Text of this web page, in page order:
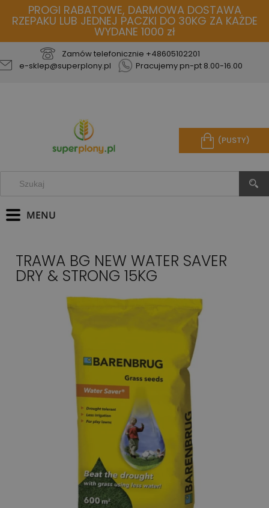
PROGI RABATOWE, DARMOWA DOSTAWA
RZEPAKU LUB JEDNEJ PACZKI DO 30KG ZA KAŻDE
WYDANE 1000 zł
Zamów telefonicznie +48605102201
e-sklep@superplony.pl
Pracujemy pn-pt 8.00-16.00
(PUSTY)
TRAWA BG NEW WATER SAVER
DRY & STRONG 15KG